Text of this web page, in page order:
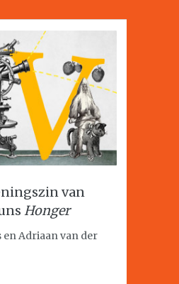
van
Honger
en Adriaan van der